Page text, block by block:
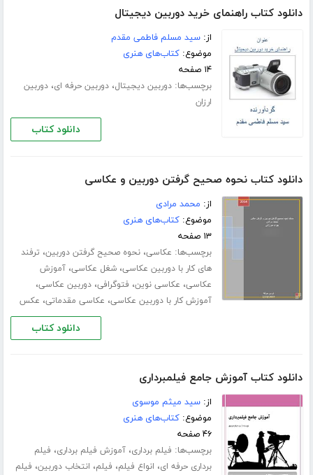
دانلود کتاب راهنمای خرید دوربین‌ دیجیتال
از:سید مسلم فاطمی مقدم
موضوع:کتاب‌های هنری
۱۴ صفحه
برچسب‌ها:دوربین دیجیتال،دوربین حرفه ای،دوربین
ارزان
دانلود کتاب
دانلود کتاب نحوه صحیح گرفتن دوربین و عکاسی
از: محمد مرادی
موضوع:کتاب‌های هنری
۱۳ صفحه
برچسب‌ها: عکاسی،نحوه صحیح گرفتن دوربین، ترفند
های کار با دوربین عکاسی،شغل عکاسی،آموزش
عکاسی، عکاسی نوین، فتوگرافی،دوربین عکاسی،
آموزش کار با دوربین عکاسی، عکاسی مقدماتی، عکس
دانلود کتاب
دانلود کتاب آموزش جامع فیلمبرداری
از:سید میثم موسوی
موضوع:کتاب‌های هنری
۴۶ صفحه
برچسب‌ها: فیلم برداری،آموزش فیلم برداری، فیلم
برداری حرفه ای، انواع فیلم، فیلم، انتخاب دوربین، فیلم